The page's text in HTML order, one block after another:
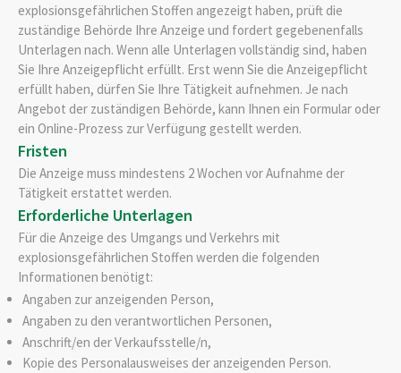
explosionsgefährlichen Stoffen angezeigt haben, prüft die
zuständige Behörde Ihre Anzeige und fordert gegebenenfalls
Unterlagen nach. Wenn alle Unterlagen vollständig sind, haben
Sie Ihre Anzeigepflicht erfüllt. Erst wenn Sie die Anzeigepflicht
erfüllt haben, dürfen Sie Ihre Tätigkeit aufnehmen. Je nach
Angebot der zuständigen Behörde, kann Ihnen ein Formular oder
ein Online-Prozess zur Verfügung gestellt werden.
Fristen
Die Anzeige muss mindestens 2 Wochen vor Aufnahme der
Tätigkeit erstattet werden.
Erforderliche Unterlagen
Für die Anzeige des Umgangs und Verkehrs mit
explosionsgefährlichen Stoffen werden die folgenden
Informationen benötigt:
Angaben zur anzeigenden Person,
Angaben zu den verantwortlichen Personen,
Anschrift/en der Verkaufsstelle/n,
Kopie des Personalausweises der anzeigenden Person.